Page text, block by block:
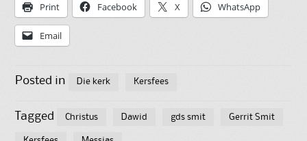
Print Facebook X WhatsApp
Email
Posted in Die kerk Kersfees
Tagged Christus Dawid gds smit Gerrit Smit